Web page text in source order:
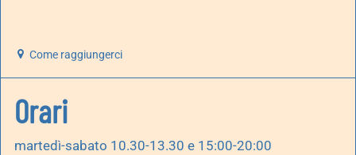
Come raggiungerci
Orari
martedì-sabato 10.30-13.30 e 15:00-20:00